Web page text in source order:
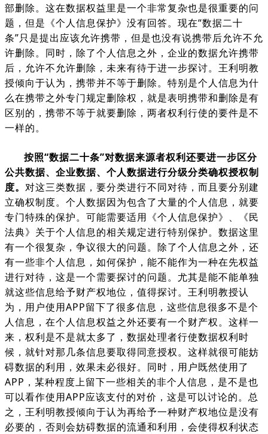
部删除。这在数据权益里是一个非常复杂也是很重要的问
题，但是《个人信息保护》没有回答。现在“数据二十
条”只是提出应该允许携带，但是也没有说携带后允许不允
许删除。同时，除了个人信息之外，企业的数据允许携带
后，允许不允许删除，未来有待于进一步探讨。王利明教
授倾向于认为，携带并不等于删除。特别是个人信息为什
么在携带之外专门规定删除权，就是表明携带和删除是有
区别的，携带不等于就要删除，两者权利行使的要件是不
一样的。
按照“数据二十条”对数据来源者权利还要进一步区分
公共数据、企业数据、个人数据进行分级分类确权授权制
度。 对这三类数据，要分类进行不同对待，而且要分别建
立确权制度。个人数据因为包含了大量的个人信息，就要
专门特殊的保护。可能需要适用《个人信息保护》、《民
法典》关于个人信息的相关规定进行特别保护。数据这里
有一个很复杂，争议很大的问题。除了个人信息之外，还
有一些非个人信息，如何保护，能不能作为一种在先权益
进行对待，这是一个需要探讨的问题。尤其是能不能单独
就这些信息给予财产权地位，值得探讨。王利明教授认
为，用户使用APP留下了很多信息，这些信息很多不是个
人信息，在个人信息权益之外还要有一个财产权。这样一
来，权利是不是就太多了，数据处理者行使数据权利时
候，就针对那几条信息要取得同意授权。这样就很可能妨
碍数据的利用，效果未必很好。同时，用户既然使用了
APP，某种程度上留下一些相关的非个人信息，是不是也
可以看作使用APP应该支付的对价，这是可以讨论的。总
之，王利明教授倾向于认为再给予一种财产权地位是没有
必要的，否则会妨碍数据的流通和利用，会使得权利状态